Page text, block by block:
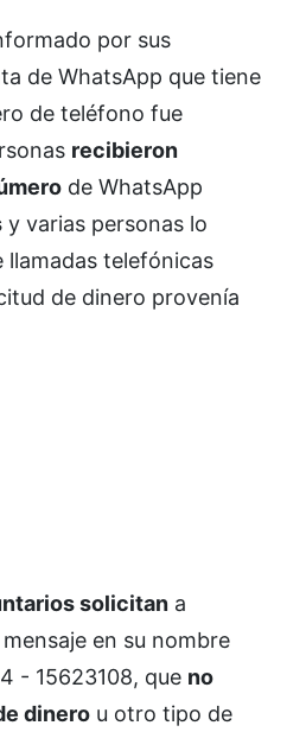
por sus
de WhatsApp que tiene
de teléfono fue
recibieron
de WhatsApp
y varias personas lo
telefónicas
de dinero provenía
solicitan a
en su nombre
- 15623108, que no
dinero u otro tipo de